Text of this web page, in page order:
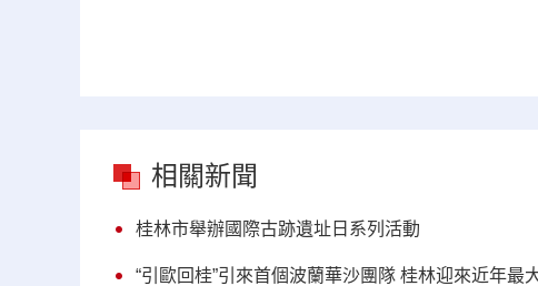
相關新聞
桂林市舉辦國際古跡遺址日系列活動
“引歐回桂”引來首個波蘭華沙團隊 桂林迎來近年最